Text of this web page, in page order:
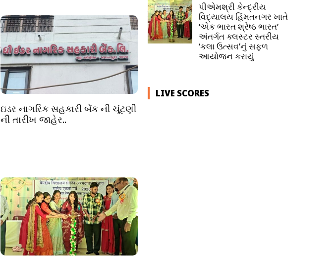
ઇડર નાગરિક સહકારી બેંક ની ચૂંટણી
ની તારીખ જાહેર..
પીએમશ્રી કેન્દ્રીય
વિદ્યાલય હિંમતનગર ખાતે
‘એક ભારત શ્રેષ્ઠ ભારત’
અંતર્ગત ક્લસ્ટર સ્તરીય
‘કલા ઉત્સવ’નું સફળ
આયોજન કરાયું
LIVE SCORES